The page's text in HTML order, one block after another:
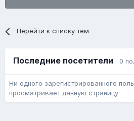
Перейти к списку тем
Последние посетители 0
Ни одного зарегистрированного
просматривает данную страницу